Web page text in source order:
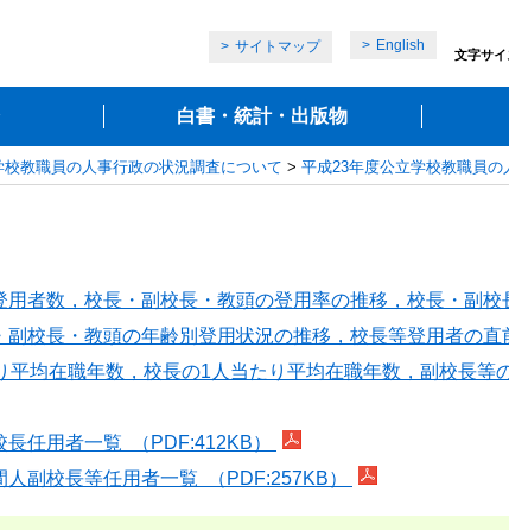
サイトマップ English
文字サ
白書・統計・出版物
校教職員の人事行政の状況調査について > 平成23年度公立学校教職員
者数，校長・副校長・教頭の登用率の推移，校長・副
校長・教頭の年齢別登用状況の推移，校長等登用者の
均在職年数，校長の1人当たり平均在職年数，副校長等
任用者一覧 （PDF:412KB）
副校長等任用者一覧 （PDF:257KB）